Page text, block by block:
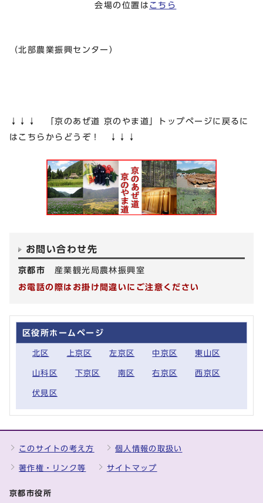
会場の位置は こちら
（北部農業振興センター）
↓↓↓ 「京のあぜ道 京のやま道」トップページに戻るに
はこちらからどうぞ！ ↓↓↓
お問い合わせ先
京都市 産業観光局農林振興室
お電話の際はお掛け間違いにご注意ください
区役所ホームページ
北区 上京区 左京区 中京区 東山区
山科区 下京区 南区 右京区 西京区
伏見区
このサイトの考え方 個人情報の取扱い
著作権・リンク等 サイトマップ
京都市役所